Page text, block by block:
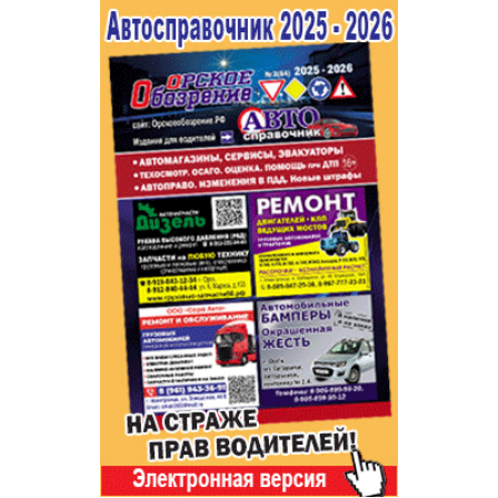
Строительство и ремонт
Авто и мото
Рестораны, кафе, бары
Развлечения и отдых
Спорт Фитнес
Недвижимость
Красота Косметология
Телекоммуникации и связь
Торговля
Бизнес и финансы
Юристы, Экспертиза, Страхование
Ремонт
Социальные организации
Это интересно
Администрация
Популярное →
Строительство и ремонт